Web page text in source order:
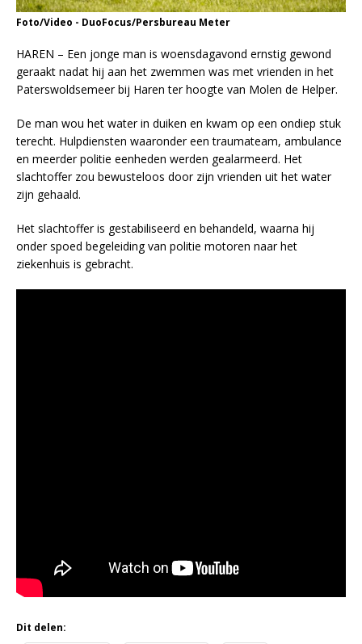
Foto/Video - DuoFocus/Persbureau Meter
HAREN – Een jonge man is woensdagavond ernstig gewond
geraakt nadat hij aan het zwemmen was met vrienden in het
Paterswoldsemeer bij Haren ter hoogte van Molen de Helper.
De man wou het water in duiken en kwam op een ondiep stuk
terecht. Hulpdiensten waaronder een traumateam, ambulance
en meerder politie eenheden werden gealarmeerd. Het
slachtoffer zou bewusteloos door zijn vrienden uit het water
zijn gehaald.
Het slachtoffer is gestabiliseerd en behandeld, waarna hij
onder spoed begeleiding van politie motoren naar het
ziekenhuis is gebracht.
Dit delen: